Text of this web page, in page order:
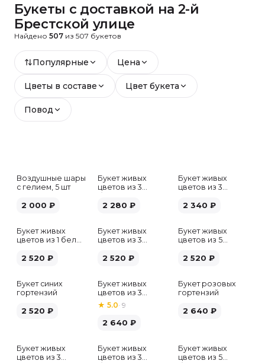
Букеты с доставкой на 2-й
Брестской улице
Найдено 507 из 507 букетов
Популярные Цена
Цветы в составе Цвет букета
Повод
Воздушные шары
с гелием, 5 шт
2 000 ₽
Букет живых
цветов из 3
2 280 ₽
Букет живых
цветов из 3
2 340 ₽
Букет живых
цветов из 1 белой
2 520 ₽
Букет живых
цветов из 3
2 520 ₽
Букет живых
цветов из 5
микс
2 520 ₽
Букет синих
гортензий
2 520 ₽
Букет живых
цветов из 3
розовых пионов
★ 5.0· 9
2 640 ₽
Букет розовых
гортензий
2 640 ₽
Букет живых
цветов из 3
Букет живых
цветов из 3
Хит
Букет живых
цветов из 5